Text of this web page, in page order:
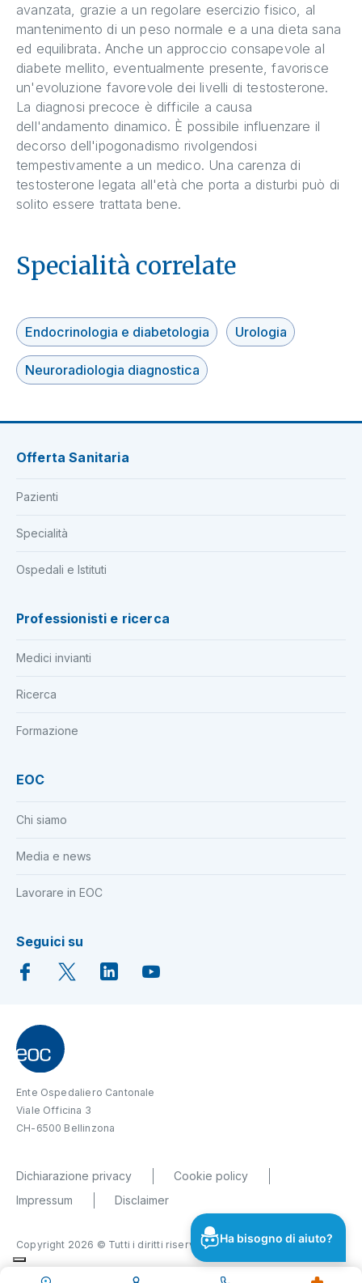
avanzata, grazie a un regolare esercizio fisico, al
mantenimento di un peso normale e a una dieta sana
ed equilibrata. Anche un approccio consapevole al
diabete mellito, eventualmente presente, favorisce
un'evoluzione favorevole dei livelli di testosterone.
La diagnosi precoce è difficile a causa
dell'andamento dinamico. È possibile influenzare il
decorso dell'ipogonadismo rivolgendosi
tempestivamente a un medico. Una carenza di
testosterone legata all'età che porta a disturbi può di
solito essere trattata bene.
Specialità correlate
Endocrinologia e diabetologia Urologia
Neuroradiologia diagnostica
Offerta Sanitaria
Pazienti
Specialità
Ospedali e Istituti
Professionisti e ricerca
Medici invianti
Ricerca
Formazione
EOC
Chi siamo
Media e news
Lavorare in EOC
Seguici su
Ente Ospedaliero Cantonale
Viale Officina 3
CH-6500 Bellinzona
Dichiarazione privacy
Cookie policy
Impressum
Disclaimer
Copyright 2026 © Tutti i diritti riservati
Ha bisogno di aiuto?